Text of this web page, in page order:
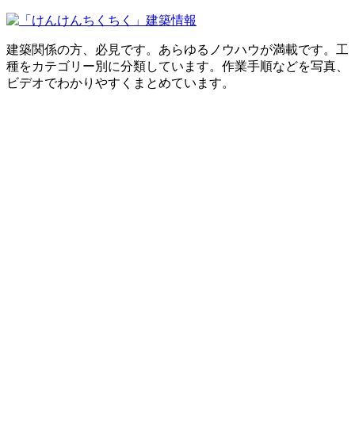
建築関係の方、必見です。あらゆるノウハウが満載です。工
種をカテゴリー別に分類しています。作業手順などを写真、
ビデオでわかりやすくまとめています。